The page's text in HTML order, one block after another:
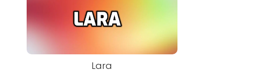
Lara